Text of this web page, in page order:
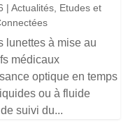
|Actualités Etudes et
lunettes à mise au
médicaux
optique en temps
ou à fluide
suivi du...